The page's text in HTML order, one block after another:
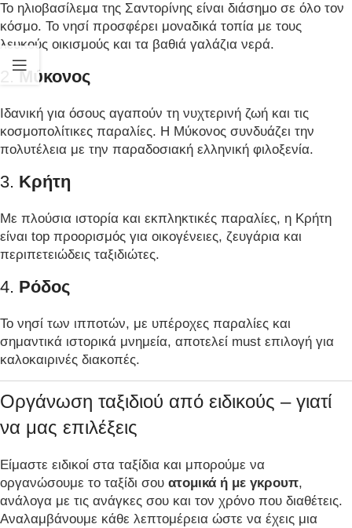
Το ηλιοβασίλεμα της Σαντορίνης είναι διάσημο σε όλο τον
κόσμο. Το νησί προσφέρει μοναδικά τοπία με τους
λευκούς οικισμούς και τα βαθιά γαλάζια νερά.
2.Μύκονος
Ιδανική για όσους αγαπούν τη νυχτερινή ζωή και τις
κοσμοπολίτικες παραλίες. Η Μύκονος συνδυάζει την
πολυτέλεια με την παραδοσιακή ελληνική φιλοξενία.
3. Κρήτη
Με πλούσια ιστορία και εκπληκτικές παραλίες, η Κρήτη
είναι top προορισμός για οικογένειες, ζευγάρια και
περιπετειώδεις ταξιδιώτες.
4. Ρόδος
Το νησί των ιπποτών, με υπέροχες παραλίες και
σημαντικά ιστορικά μνημεία, αποτελεί must επιλογή για
καλοκαιρινές διακοπές.
Οργάνωση ταξιδιού από ειδικούς – γιατί
να μας επιλέξεις
Είμαστε ειδικοί στα ταξίδια και μπορούμε να
οργανώσουμε το ταξίδι σου ατομικά ή με γκρουπ,
ανάλογα με τις ανάγκες σου και τον χρόνο που διαθέτεις.
Αναλαμβάνουμε κάθε λεπτομέρεια ώστε να έχεις μια